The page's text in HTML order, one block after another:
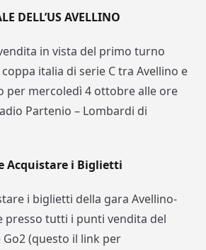
DELL’US AVELLINO
in vista del primo turno
italia di serie C tra Avellino e
per mercoledì 4 ottobre alle ore
Partenio – Lombardi di
Acquistare i Biglietti
i biglietti della gara Avellino-
presso tutti i punti vendita del
(questo il link per